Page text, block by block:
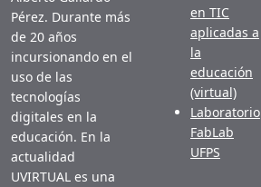
Pérez. Durante más
de 20 años
incursionando en el
uso de las
tecnologías
digitales en la
educación. En la
actualidad
UVIRTUAL es una
en TIC
aplicadas a
la
educación
(virtual)
Laboratorio
FabLab
UFPS